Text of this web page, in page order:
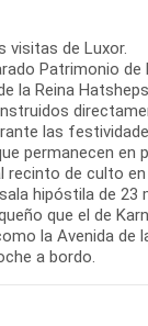
visitas de Luxor.
Patrimonio
la Reina
las
permanecen en
recinto de culto
hipóstila de
que el de
la Avenida de
a bordo.